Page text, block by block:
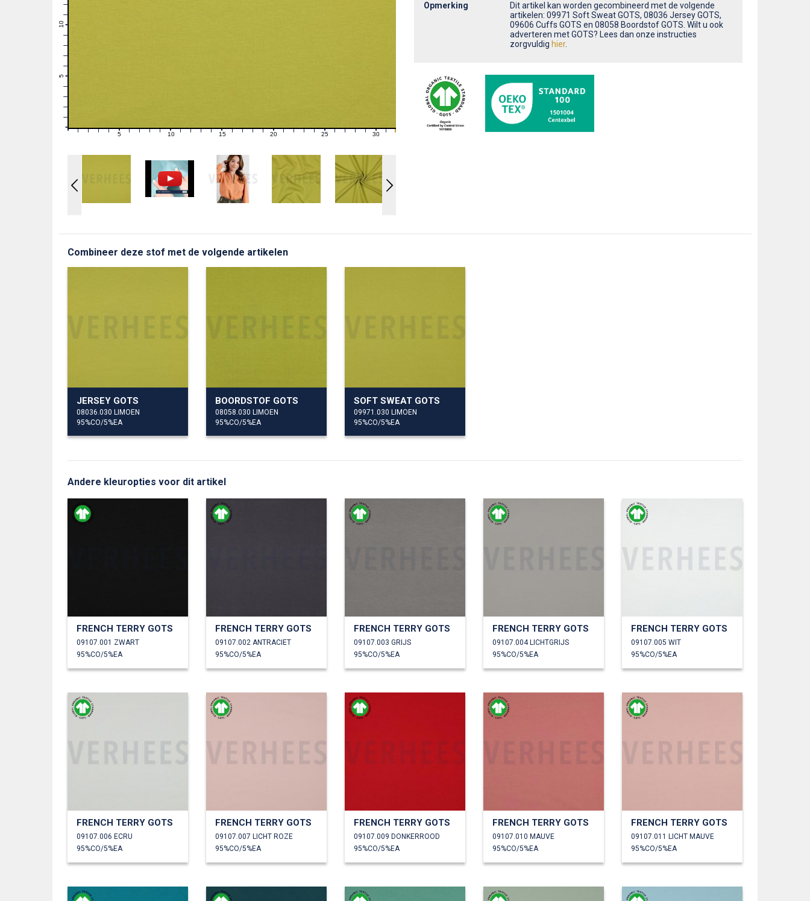
10
11
12
1 2 3 4 6 7 8 9 11 12 13 14 16 17 18 19 21 22 23 24 26 27 28 29 31
Opmerking
Dit artikel kan worden gecombineerd met de volgende
artikelen: 09971 Soft Sweat GOTS, 08036 Jersey GOTS,
09606 Cuffs GOTS en 08058 Boordstof GOTS. Wilt u ook
adverteren met GOTS? Lees dan onze instructies
zorgvuldig hier.
Combineer deze stof met de volgende artikelen
JERSEY GOTS
08036.030 LIMOEN
95%CO/5%EA
BOORDSTOF GOTS
08058.030 LIMOEN
95%CO/5%EA
SOFT SWEAT GOTS
09971.030 LIMOEN
95%CO/5%EA
Andere kleuropties voor dit artikel
FRENCH TERRY GOTS
09107.001 ZWART
95%CO/5%EA
FRENCH TERRY GOTS
09107.002 ANTRACIET
95%CO/5%EA
FRENCH TERRY GOTS
09107.003 GRIJS
95%CO/5%EA
FRENCH TERRY GOTS
09107.004 LICHTGRIJS
95%CO/5%EA
FRENCH TERRY GOTS
09107.005 WIT
95%CO/5%EA
FRENCH TERRY GOTS
09107.006 ECRU
95%CO/5%EA
FRENCH TERRY GOTS
09107.007 LICHT ROZE
95%CO/5%EA
FRENCH TERRY GOTS
09107.009 DONKERROOD
95%CO/5%EA
FRENCH TERRY GOTS
09107.010 MAUVE
95%CO/5%EA
FRENCH TERRY GOTS
09107.011 LICHT MAUVE
95%CO/5%EA